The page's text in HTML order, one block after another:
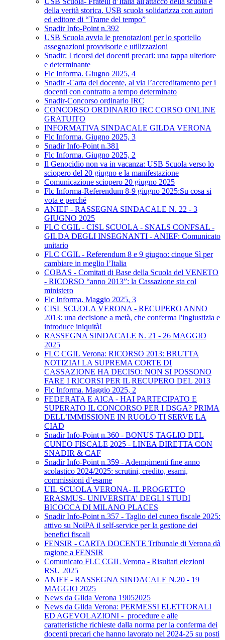
della verità storica. USB scuola solidarizza con autori
ed editore di “Trame del tempo”
Snadir Info-Point n.392
USB Scuola avvia le prenotazioni per lo sportello
assegnazioni provvisorie e utilizzazioni
Snadir: I ricorsi dei docenti precari: una tappa ulteriore
e determinante
Flc Informa. Giugno 2025, 4
Snadir -Carta del docente, al via l’accreditamento per i
docenti con contratto a tempo determinato
Snadir-Concorso ordinario IRC
CONCORSO ORDINARIO IRC CORSO ONLINE
GRATUITO
INFORMATIVA SINDACALE GILDA VERONA
Flc Informa. Giugno 2025, 3
Snadir Info-Point n.381
Flc Informa. Giugno 2025, 2
Il Genocidio non va in vacanza: USB Scuola verso lo
sciopero del 20 giugno e la manifestazione
Comunicazione sciopero 20 giugno 2025
Flc Informa-Referendum 8-9 giugno 2025:Su cosa si
vota e perché
ANIEF - RASSEGNA SINDACALE N. 22 - 3
GIUGNO 2025
FLC CGIL - CISL SCUOLA - SNALS CONFSAL -
GILDA DEGLI INSEGNANTI - ANIEF: Comunicato
unitario
FLC CGIL - Referendum 8 e 9 giugno: cinque Sì per
cambiare in meglio l’Italia
COBAS - Comitati di Base della Scuola del VENETO
- RICORSO “anno 2013”: la Cassazione sta col
ministero
Flc Informa. Maggio 2025, 3
CISL SCUOLA VERONA - RECUPERO ANNO
2013: una decisione a metà, che conferma l'ingiustizia e
introduce iniquità!
RASSEGNA SINDACALE N. 21 - 26 MAGGIO
2025
FLC CGIL Verona: RICORSO 2013: BRUTTA
NOTIZIA! LA SUPREMA CORTE DI
CASSAZIONE HA DECISO: NON SI POSSONO
FARE I RICORSI PER IL RECUPERO DEL 2013
Flc Informa. Maggio 2025, 2
FEDERATA E AICA - HAI PARTECIPATO E
SUPERATO IL CONCORSO PER I DSGA? PRIMA
DELL’IMMISSIONE IN RUOLO TI SERVE LA
CIAD
Snadir Info-Point n.360 - BONUS TAGLIO DEL
CUNEO FISCALE 2025 - LINEA DIRETTA CON
SNADIR & CAF
Snadir Info-Point n.359 - Adempimenti fine anno
scolastico 2024/2025: scrutini, credito, esami,
commissioni d’esame
UIL SCUOLA VERONA- IL PROGETTO
ERASMUS- UNIVERSITA' DEGLI STUDI
BICOCCA DI MILANO PLACES
Snadir Info-Point n.357 - Taglio del cuneo fiscale 2025:
attivo su NoiPA il self-service per la gestione dei
benefici fiscali
FENSIR - CARTA DOCENTE Tribunale di Verona dà
ragione a FENSIR
Comunicato FLC CGIL Verona - Risultati elezioni
RSU 2025
ANIEF - RASSEGNA SINDACALE N.20 - 19
MAGGIO 2025
News da Gilda Verona 19052025
News da Gilda Verona: PERMESSI ELETTORALI
ED AGEVOLAZIONI - procedure e alle
caratteristiche richieste dalla norma per la conferma dei
docenti precari che hanno lavorato nel 2024-25 su posti